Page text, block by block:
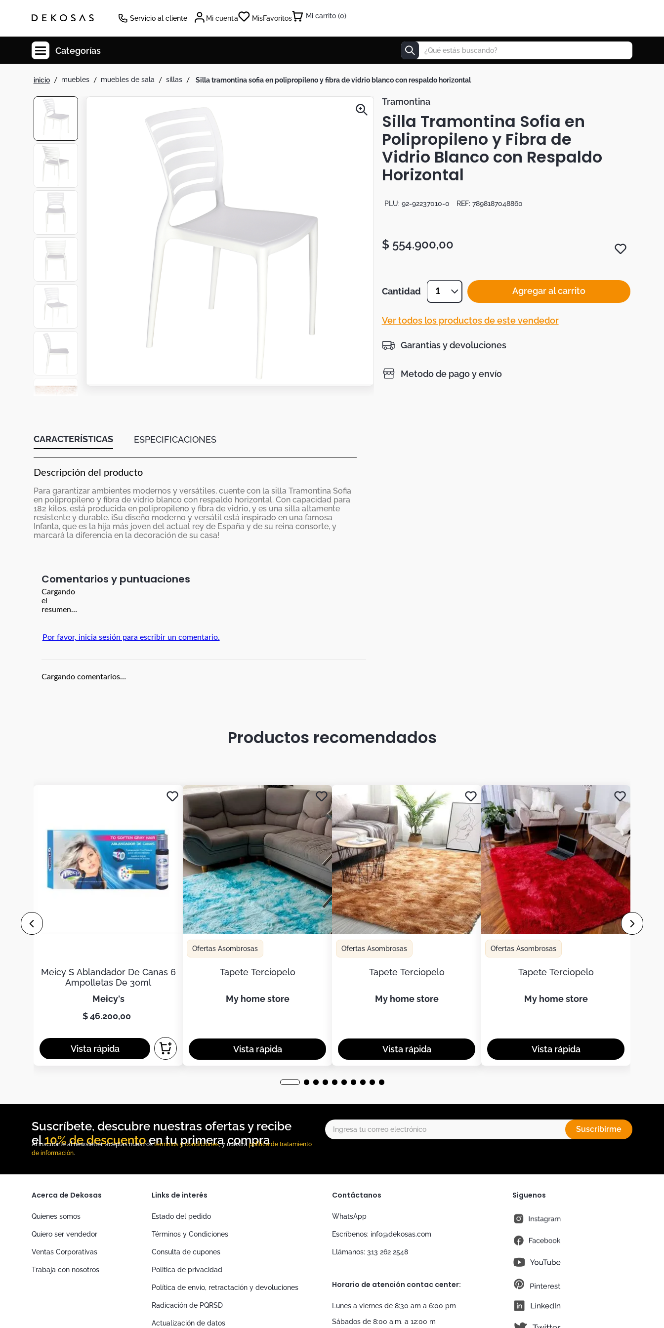
Servicio al cliente Mi cuenta MisFavoritos 0
Categorías ¿Qué estás buscando?
muebles muebles de sala sillas silla tramontina sofia en polipropileno y fibra de vidrio blanco con respaldo horizontal
CARACTERÍSTICAS ESPECIFICACIONES
Descripción del producto
Para garantizar ambientes modernos y versátiles, cuente con la silla Tramontina Sofia
en polipropileno y fibra de vidrio blanco con respaldo horizontal. Con capacidad para
182 kilos, está producida en polipropileno y fibra de vidrio, y es una silla altamente
resistente y durable. ¡Su diseño moderno y versátil está inspirado en una famosa
Infanta, que es la hija más joven del actual rey de España y de su reina consorte, y
marcará la diferencia en la decoración de su casa!
Comentarios
Cargando
el
resumen…
Por favor, inicia sesión para escribir un comentario.
Cargando comentarios…
Tramontina
Silla Tramontina Sofia en
Polipropileno y Fibra de
Vidrio Blanco con Respaldo
Horizontal
PLU: 92-92237010-0 REF: 7898187048860
$ 554.900,00
Cantidad 1 Agregar al carrito
Ver todos los productos de este vendedor
Garantias y devoluciones
Metodo de pago y envío
Productos recomendados
Meicy S Ablandador De Canas 6
Ampolletas De 30ml
meicy's
$ 46.200,00
Ofertas Asombrosas
Tapete Terciopelo
my home store
Ofertas Asombrosas
Tapete Terciopelo
my home store
Ofertas Asombrosas
Tapete Terciopelo
my home store
10% de descuento
Suscribirme
Al inscribirte al newsletter, aceptas nuestrostérminos y condiciones, y nuestra política de tratamiento
de información.
Acerca de Dekosas
Quienes somos
Quiero ser vendedor
Ventas Corporativas
Trabaja con nosotros
Links de interés
Estado del pedido
Términos y Condiciones
Consulta de cupones
Politica de privacidad
Política de envio, retractación y devoluciones
Radicación de PQRSD
Actualización de datos
Contáctanos
WhatsApp
Escríbenos: info@dekosas.com
Llámanos: 313 262 2548
Horario de atención contac center:
Lunes a viernes de 8:30 am a 6:00 pm
Sábados de 8:00 a.m. a 12:00 m
Siguenos
instagram
fb
You Tube
pt
lk
tw
Cuadros
Cabecero
Tapete
Lamparas
Cuadro
Duvet
Botas
Dko